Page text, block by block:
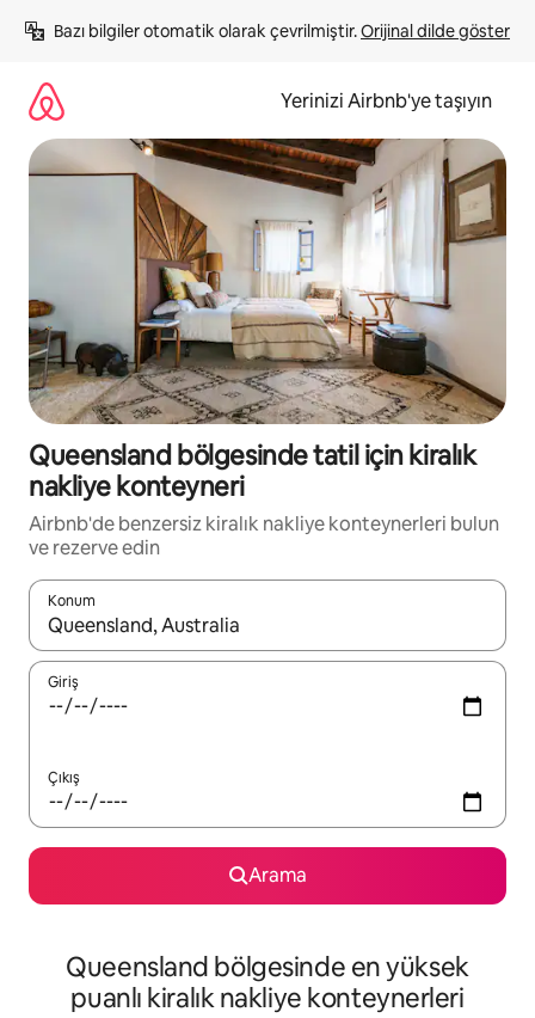
atla
Bazı bilgiler otomatik olarak çevrilmiştir. Orijinal dilde göster
Yerinizi Airbnb'ye taşıyın
Queensland bölgesinde tatil için kiralık
nakliye konteyneri
Airbnb'de benzersiz kiralık nakliye konteynerleri bulun
ve rezerve edin
Konum
Sonuçlar kullanılabilir olduğunda yukarı ve aşağı oklarıyla
Giriş
Çıkış
Arama
Queensland bölgesinde en yüksek
puanlı kiralık nakliye konteynerleri